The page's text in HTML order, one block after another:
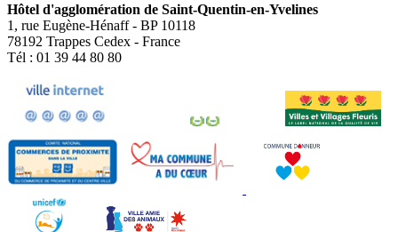
Hôtel d'agglomération de Saint-Quentin-en-Yvelines
1, rue Eugène-Hénaff - BP 10118
78192 Trappes Cedex - France
Tél : 01 39 44 80 80